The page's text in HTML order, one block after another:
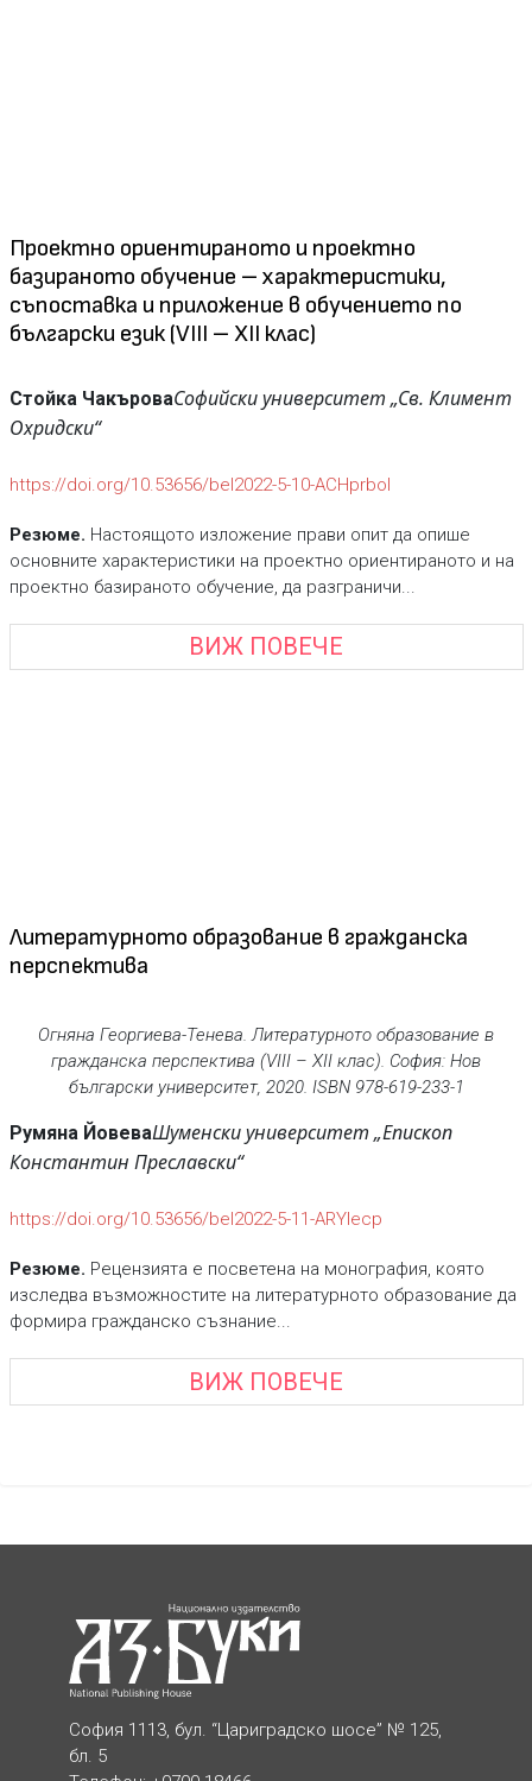
Проектно ориентираното и проектно
базираното обучение – характеристики,
съпоставка и приложение в обучението по
български език (VIII – XII клас)
Стойка ЧакъроваСофийски университет „Св. Климент
Охридски“
https://doi.org/10.53656/bel2022-5-10-ACHprbol
Резюме. Настоящото изложение прави опит да опише
основните характеристики на проектно ориентираното и на
проектно базираното обучение, да разграничи...
ВИЖ ПОВЕЧЕ
Литературното образование в гражданска
перспектива
Огняна Георгиева-Тенева. Литературното образование в
гражданска перспектива (VIII – XII клас). София: Нов
български университет, 2020. ISBN 978-619-233-1
Румяна ЙовеваШуменски университет „Епископ
Константин Преславски“
https://doi.org/10.53656/bel2022-5-11-ARYlecp
Резюме. Рецензията е посветена на монография, която
изследва възможностите на литературното образование да
формира гражданско съзнание...
ВИЖ ПОВЕЧЕ
София 1113, бул. “Цариградско шосе” № 125,
бл. 5